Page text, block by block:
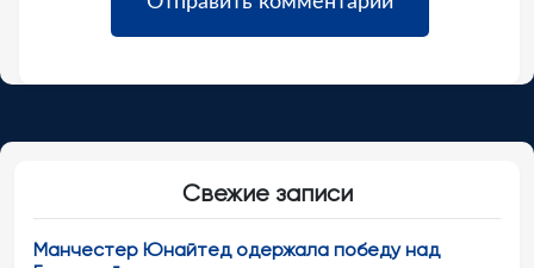
Свежие записи
Манчестер Юнайтед одержала победу над